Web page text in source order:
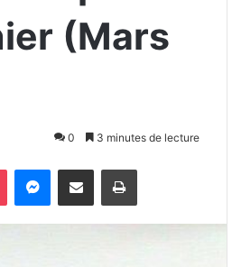
(Mars
0 3 minutes de lecture